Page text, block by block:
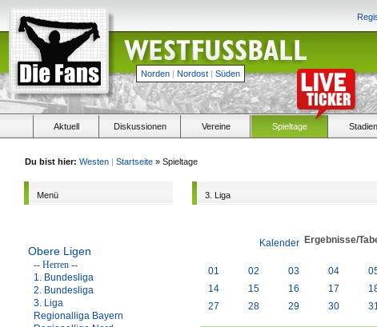
Norden | Nordost | Süden
Aktuell Diskussionen Vereine Spieltage Stadien
Du bist hier: Westen | Startseite » Spieltage
Menü
Obere Ligen
-- Herren --
1. Bundesliga
2. Bundesliga
3. Liga
Regionalliga Bayern
3. Liga
Kalender Ergebnisse/
01 02 03 04
14
15 16 17
27
28 29 30